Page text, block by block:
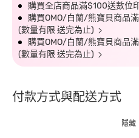
購買全店商品滿$100送數位
購買OMO/白蘭/熊寶貝商品
(數量有限 送完為止)
購買OMO/白蘭/熊寶貝商品
(數量有限 送完為止)
付款方式與配送方式
隱藏